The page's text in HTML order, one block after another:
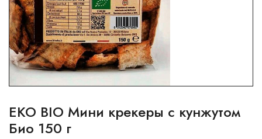
EKO BIO Мини крекеры с кунжутом
Био 150 г